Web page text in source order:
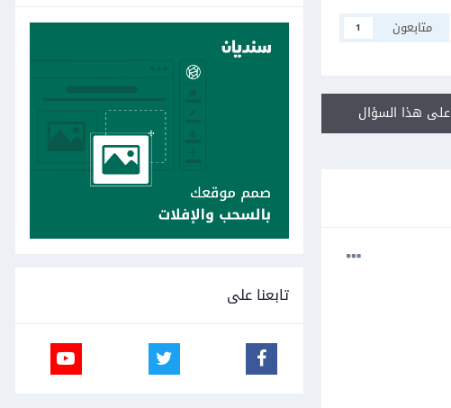
متابعون 1
هذا السؤال
تابعنا على